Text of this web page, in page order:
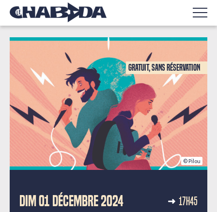
© Pilou
Gratuit, sans réservation
DIM 01 DÉCEMBRE 2024 17H45